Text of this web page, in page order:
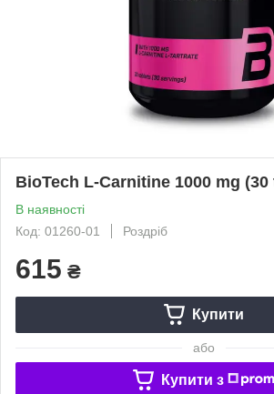
BioTech L-Carnitine 1000 mg (30
В наявності
Код: 01260-01
Роздріб
615 ₴
Купити
або
Купити з